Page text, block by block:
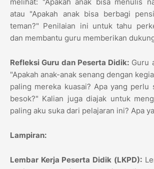
atau "Apakah anak bisa berbagi
teman?" Penilaian ini untuk tahu
dan membantu guru memberikan
Refleksi Guru dan Peserta Didik: Guru
"Apakah anak-anak senang dengan
paling mereka kuasai? Apa yang perlu
besok?" Kalian juga diajak untuk
paling aku suka dari pelajaran ini? Apa
Lampiran:
Lembar Kerja Peserta Didik (LKPD):